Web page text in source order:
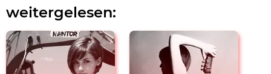
weitergelesen: